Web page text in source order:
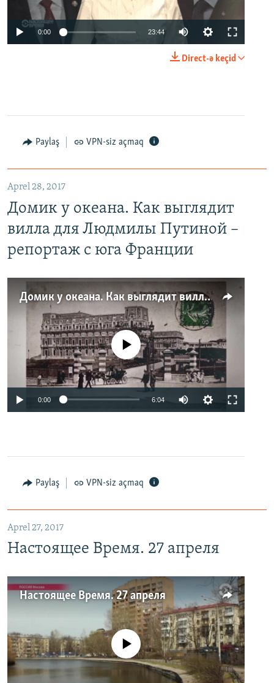
0:00 23:44
Direct-ə keçid
Paylaş VPN-siz açmaq
Aprel 28, 2017
Домик у океана. Как выглядит
вилла для Людмилы Путиной –
репортаж с юга Франции
Домик у океана. Как выглядит вилла для Людмилы Путиной – репортаж с юга Франции
No media source currently available
0:00 6:04
Paylaş VPN-siz açmaq
Aprel 27, 2017
Настоящее Время. 27 апреля
Настоящее Время. 27 апреля
No media source currently available